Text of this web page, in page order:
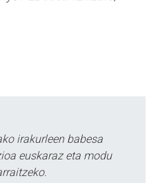
irakurleen babesa
euskaraz eta modu